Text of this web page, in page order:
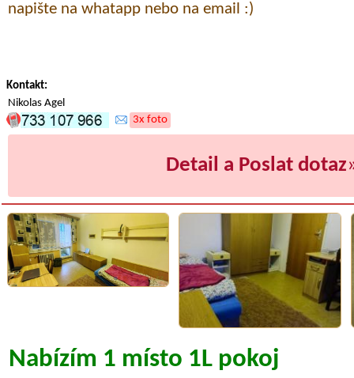
napište na whatapp nebo na email :)
Kontakt:
Nikolas Agel
3x foto
Detail a Poslat dotaz
Nabízím 1 místo 1L pokoj